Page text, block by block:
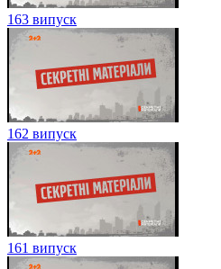
163 випуск
162 випуск
161 випуск